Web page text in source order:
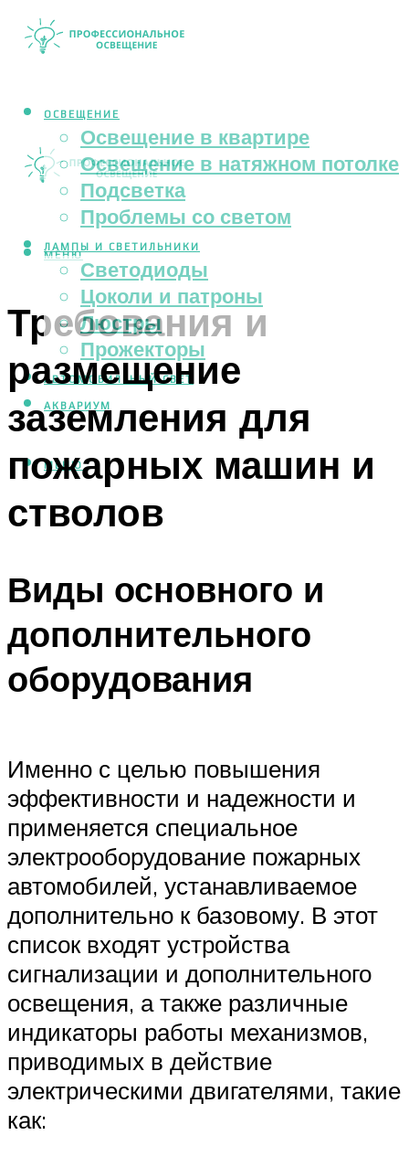
ОСВЕЩЕНИЕ
Освещение в квартире
Освещение в натяжном потолке
Подсветка
Проблемы со светом
ЛАМПЫ И СВЕТИЛЬНИКИ
Светодиоды
Цоколи и патроны
Люстры
Прожекторы
АВТОМОБИЛЬНЫЙ СВЕТ
АКВАРИУМ
МЕНЮ
МЕНЮ
Требования и
размещение
заземления для
пожарных машин и
стволов
Виды основного и
дополнительного
оборудования
Именно с целью повышения
эффективности и надежности и
применяется специальное
электрооборудование пожарных
автомобилей, устанавливаемое
дополнительно к базовому. В этот
список входят устройства
сигнализации и дополнительного
освещения, а также различные
индикаторы работы механизмов,
приводимых в действие
электрическими двигателями, такие
как: